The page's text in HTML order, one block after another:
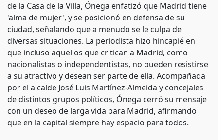
de la Casa de la Villa, Ónega enfatizó que Madrid tiene
'alma de mujer', y se posicionó en defensa de su
ciudad, señalando que a menudo se le culpa de
diversas situaciones. La periodista hizo hincapié en
que incluso aquellos que critican a Madrid, como
nacionalistas o independentistas, no pueden resistirse
a su atractivo y desean ser parte de ella. Acompañada
por el alcalde José Luis Martínez-Almeida y concejales
de distintos grupos políticos, Ónega cerró su mensaje
con un deseo de larga vida para Madrid, afirmando
que en la capital siempre hay espacio para todos.